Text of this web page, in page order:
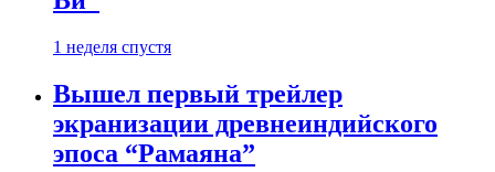
1 неделя спустя
Вышел первый трейлер
экранизации древнеиндийского
эпоса “Рамаяна”